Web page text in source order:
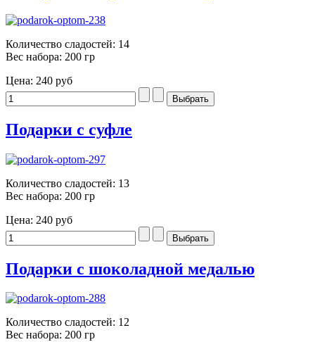
Количество сладостей: 14
Вес набора: 200 гр
Цена: 240 руб
Подарки с суфле
Количество сладостей: 13
Вес набора: 200 гр
Цена: 240 руб
Подарки с шоколадной медалью
Количество сладостей: 12
Вес набора: 200 гр